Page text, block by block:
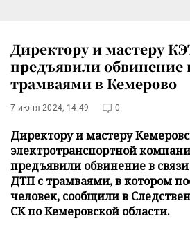
Директору и мастеру
предъявили обвинение
трамваями в Кемерово
7 июня 2024, 14:49 0
Директору и мастеру
электротранспортной
предъявили обвинение в
ДТП с трамваями, в котором
человек, сообщили в
СК по Кемеровской области.